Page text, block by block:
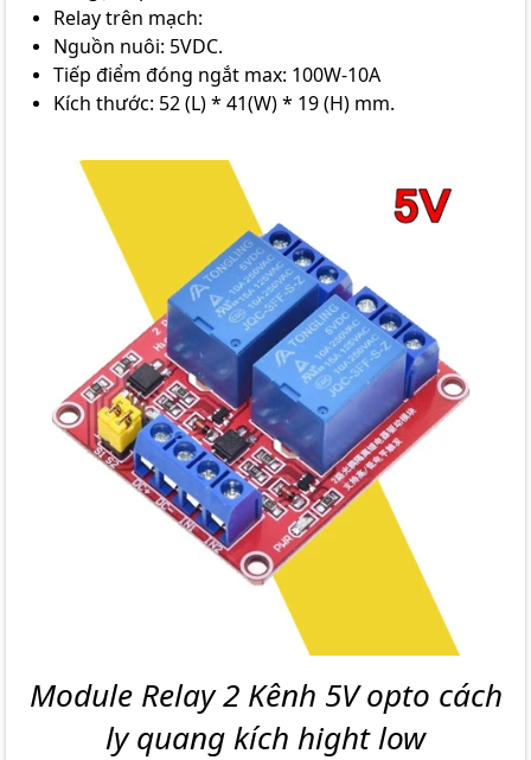
Relay trên mạch:
Nguồn nuôi: 5VDC.
Tiếp điểm đóng ngắt max: 100W-10A
Kích thước: 52 (L) * 41(W) * 19 (H) mm.
Module Relay 2 Kênh 5V opto cách
ly quang kích hight low